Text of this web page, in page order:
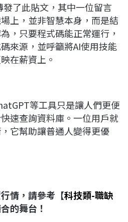
了此貼文，其中一位留言
上，並非智慧本身，而是結
，只要程式碼能正常運行，
來源，並呼籲將AI使用技能
在薪資上。
等工具只是讓人們更便
速查詢資料庫。一位用戶就
它幫助讓普通人變得更優
情，請參考【科技類-職缺
的舞台！